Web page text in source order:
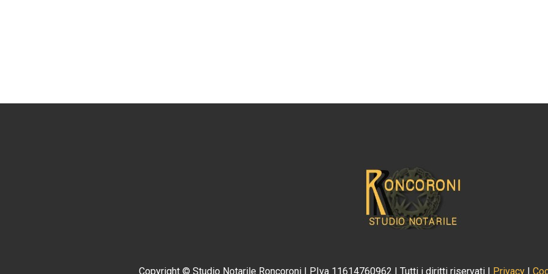
Copyright © Studio Notarile Roncoroni | P.Iva 11614760962 | Tutti i diritti riservati | Privacy |